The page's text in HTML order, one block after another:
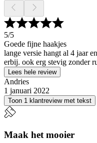
5/5
Goede fijne haakjes
lange versie hangt al 4 jaar
erbij. ook erg stevig zonder
Lees hele review
Andries
1 januari 2022
Toon 1 klantreview met tekst
Maak het mooier